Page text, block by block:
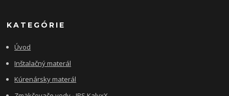
KATEGÓRIE
Úvod
Inštalačný materál
Kúrenársky materál